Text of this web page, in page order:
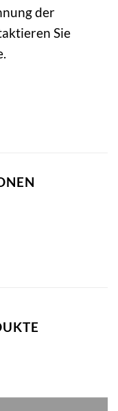
der
Sie